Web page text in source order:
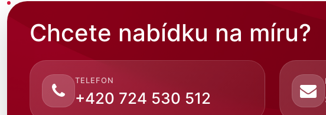
Chcete nabídku na míru?
TELEFON
+420 724 530 512